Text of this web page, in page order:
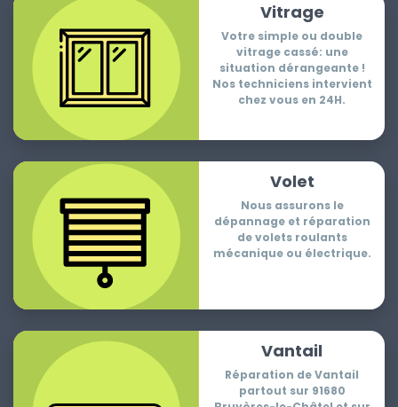
Vitrage
Votre simple ou double
vitrage cassé: une
situation dérangeante !
Nos techniciens intervient
chez vous en 24H.
Volet
Nous assurons le
dépannage et réparation
de volets roulants
mécanique ou électrique.
Vantail
Réparation de Vantail
partout sur 91680